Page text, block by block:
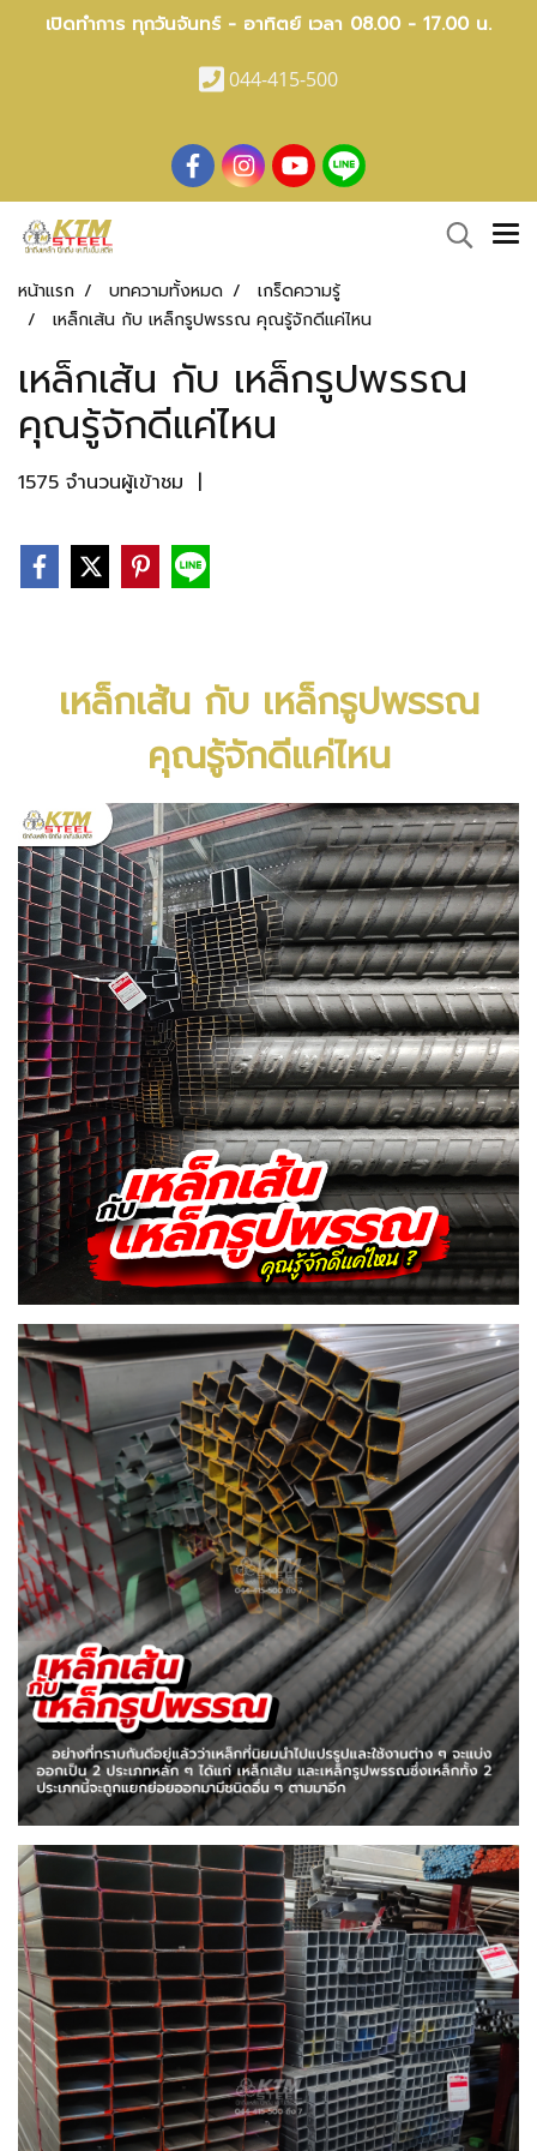
เปิดทำการ ทุกวันจันทร์ - อาทิตย์ เวลา 08.00 - 17.00 น.
044-415-500
หน้าแรก บทความทั้งหมด
เกร็ดความรู้
เหล็กเส้น กับ เหล็กรูปพรรณ คุณรู้จักดีแค่ไหน
เหล็กเส้น กับ เหล็กรูปพรรณ
คุณรู้จักดีแค่ไหน
1575 จำนวนผู้เข้าชม |
เหล็กเส้น กับ เหล็กรูปพรรณ
คุณรู้จักดีแค่ไหน